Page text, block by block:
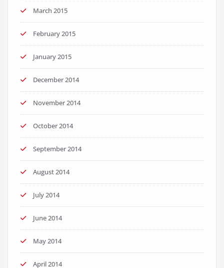
March 2015
February 2015
January 2015
December 2014
November 2014
October 2014
September 2014
August 2014
July 2014
June 2014
May 2014
April 2014